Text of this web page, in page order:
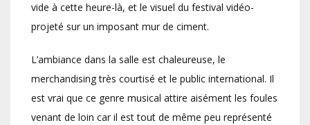
vide à cette heure-là, et le visuel du festival vidéo-
projeté sur un imposant mur de ciment.
L’ambiance dans la salle est chaleureuse, le
merchandising très courtisé et le public international. Il
est vrai que ce genre musical attire aisément les foules
venant de loin car il est tout de même peu représenté